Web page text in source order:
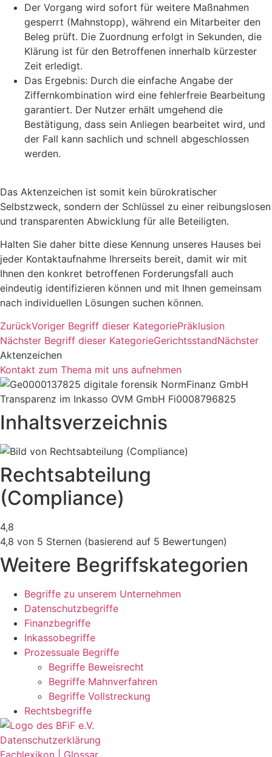
Der Vorgang wird sofort für weitere Maßnahmen
gesperrt (Mahnstopp), während ein Mitarbeiter den
Beleg prüft. Die Zuordnung erfolgt in Sekunden, die
Klärung ist für den Betroffenen innerhalb kürzester
Zeit erledigt.
​Das Ergebnis: Durch die einfache Angabe der
Ziffernkombination wird eine fehlerfreie Bearbeitung
garantiert. Der Nutzer erhält umgehend die
Bestätigung, dass sein Anliegen bearbeitet wird, und
der Fall kann sachlich und schnell abgeschlossen
werden.
​Das Aktenzeichen ist somit kein bürokratischer
Selbstzweck, sondern der Schlüssel zu einer reibungslosen
und transparenten Abwicklung für alle Beteiligten.
Halten Sie daher bitte diese Kennung unseres Hauses bei
jeder Kontaktaufnahme Ihrerseits bereit, damit wir mit
Ihnen den konkret betroffenen Forderungsfall auch
eindeutig identifizieren können und mit Ihnen gemeinsam
nach individuellen Lösungen suchen können.
ZurückVoriger Begriff dieser KategoriePräklusion
Nächster Begriff dieser KategorieGerichtsstandNächster
Aktenzeichen
Kontakt zum Thema mit uns aufnehmen
Inhaltsverzeichnis
Rechtsabteilung
(Compliance)
4,8
4,8 von 5 Sternen (basierend auf 5 Bewertungen)
Weitere Begriffskategorien
Begriffe zu unserem Unternehmen
Datenschutzbegriffe
Finanzbegriffe
Inkassobegriffe
Prozessuale Begriffe
Begriffe Beweisrecht
Begriffe Mahnverfahren
Begriffe Vollstreckung
Rechtsbegriffe
Datenschutzerklärung